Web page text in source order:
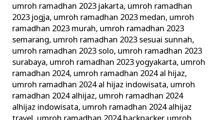
umroh ramadhan 2023 jakarta, umroh ramadhan
2023 jogja, umroh ramadhan 2023 medan, umroh
ramadhan 2023 murah, umroh ramadhan 2023
semarang, umroh ramadhan 2023 sesuai sunnah,
umroh ramadhan 2023 solo, umroh ramadhan 2023
surabaya, umroh ramadhan 2023 yogyakarta, umroh
ramadhan 2024, umroh ramadhan 2024 al hijaz,
umroh ramadhan 2024 al hijaz indowisata, umroh
ramadhan 2024 alhijaz, umroh ramadhan 2024
alhijaz indowisata, umroh ramadhan 2024 alhijaz